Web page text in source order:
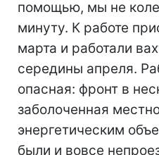
помощью, мы не
минуту. К работе
марта и работали
середины апреля.
опасная: фронт в
заболоченная
энергетическим
были и вовсе